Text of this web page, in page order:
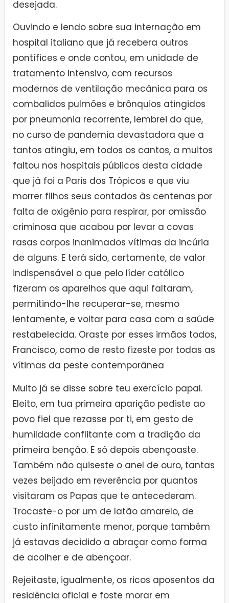
desejada.
Ouvindo e lendo sobre sua internação em
hospital italiano que já recebera outros
pontífices e onde contou, em unidade de
tratamento intensivo, com recursos
modernos de ventilação mecânica para os
combalidos pulmões e brônquios atingidos
por pneumonia recorrente, lembrei do que,
no curso de pandemia devastadora que a
tantos atingiu, em todos os cantos, a muitos
faltou nos hospitais públicos desta cidade
que já foi a Paris dos Trópicos e que viu
morrer filhos seus contados às centenas por
falta de oxigênio para respirar, por omissão
criminosa que acabou por levar a covas
rasas corpos inanimados vítimas da incúria
de alguns. E terá sido, certamente, de valor
indispensável o que pelo líder católico
fizeram os aparelhos que aqui faltaram,
permitindo-lhe recuperar-se, mesmo
lentamente, e voltar para casa com a saúde
restabelecida. Oraste por esses irmãos todos,
Francisco, como de resto fizeste por todas as
vítimas da peste contemporânea
Muito já se disse sobre teu exercício papal.
Eleito, em tua primeira aparição pediste ao
povo fiel que rezasse por ti, em gesto de
humildade conflitante com a tradição da
primeira benção. E só depois abençoaste.
Também não quiseste o anel de ouro, tantas
vezes beijado em reverência por quantos
visitaram os Papas que te antecederam.
Trocaste-o por um de latão amarelo, de
custo infinitamente menor, porque também
já estavas decidido a abraçar como forma
de acolher e de abençoar.
Rejeitaste, igualmente, os ricos aposentos da
residência oficial e foste morar em